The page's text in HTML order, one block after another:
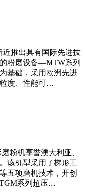
推出具有国际先进技
粉磨设备—MTW系列
基础，采用欧洲先进
度、性能可…
粉机享誉澳大利亚、
该机型采用了梯形工
五项磨机技术，开创
系列超压…